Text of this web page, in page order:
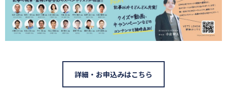
詳細・お申込みはこちら